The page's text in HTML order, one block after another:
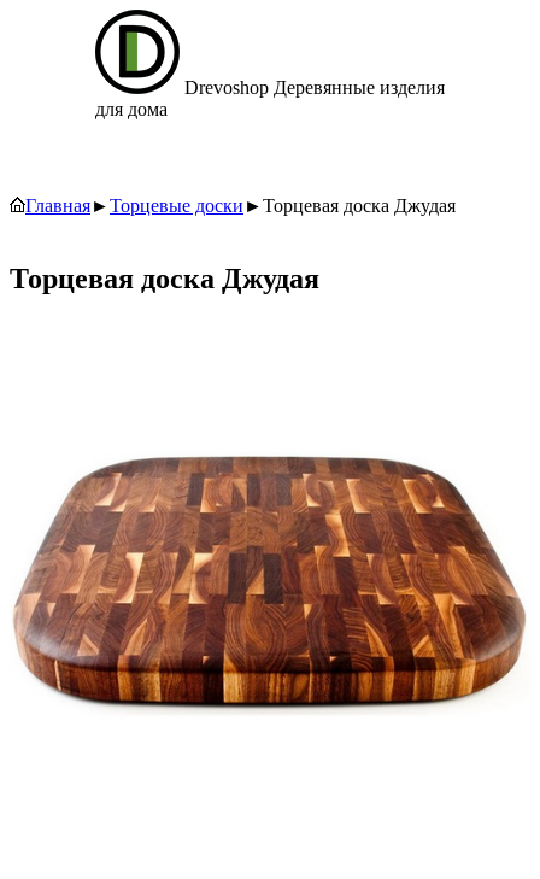
Drevoshop Деревянные изделия
для дома
Главная►Торцевые доски ►Торцевая доска Джудая
Торцевая доска Джудая